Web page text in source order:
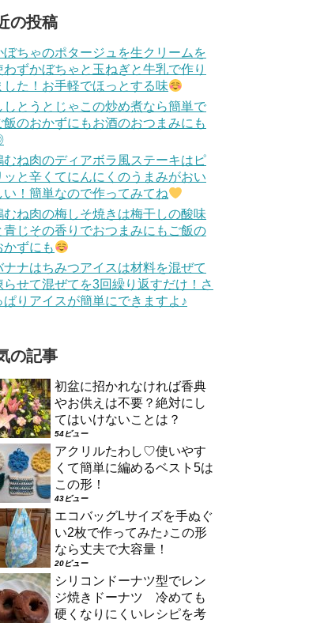
の投稿
ぼちゃのポタージュを生クリームを
わずかぼちゃと玉ねぎと牛乳で作り
した！お手軽でほっとする味
しとうとじゃこの炒め煮なら簡単で
飯のおかずにもお酒のおつまみにも
むね肉のディアボラ風ステーキはピ
ッと辛くてにんにくのうまみがおい
い！簡単なので作ってみてね
むね肉の梅しそ焼きは梅干しの酸味
青じその香りでおつまみにもご飯の
かずにも
ナナはちみつアイスは材料を混ぜて
らせて混ぜてを3回繰り返すだけ！さ
ぱりアイスが簡単にできますよ♪
の記事
初盆に招かれなければ香典
やお供えは不要？絶対にし
てはいけないことは？
54ビュー
アクリルたわし♡使いやす
くて簡単に編めるベスト5は
この形！
43ビュー
エコバッグLサイズを手ぬぐ
い2枚で作ってみた♪この形
なら丈夫で大容量！
20ビュー
シリコンドーナツ型でレン
ジ焼きドーナツ 冷めても
硬くなりにくいレシピを考